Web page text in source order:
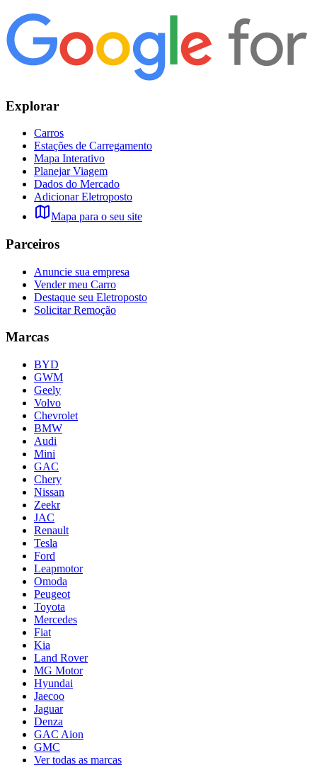
Explorar
Carros
Estações de Carregamento
Mapa Interativo
Planejar Viagem
Dados do Mercado
Adicionar Eletroposto
Mapa para o seu site
Parceiros
Anuncie sua empresa
Vender meu Carro
Destaque seu Eletroposto
Solicitar Remoção
Marcas
BYD
GWM
Geely
Volvo
Chevrolet
BMW
Audi
Mini
GAC
Chery
Nissan
Zeekr
JAC
Renault
Tesla
Ford
Leapmotor
Omoda
Peugeot
Toyota
Mercedes
Fiat
Kia
Land Rover
MG Motor
Hyundai
Jaecoo
Jaguar
Denza
GAC Aion
GMC
Ver todas as marcas